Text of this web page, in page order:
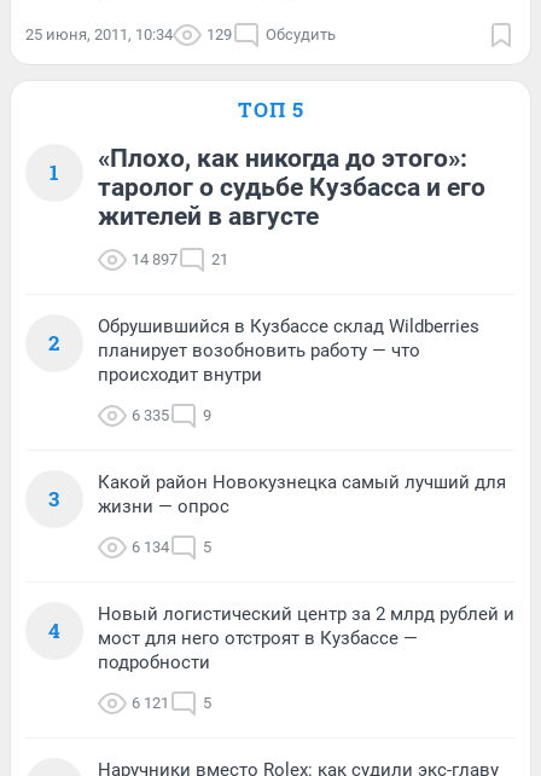
25 июня, 2011, 10:34 129 Обсудить
ТОП 5
1
«Плохо, как никогда до этого»:
таролог о судьбе Кузбасса и его
жителей в августе
14 897 21
2
Обрушившийся в Кузбассе склад Wildberries
планирует возобновить работу — что
происходит внутри
6 335 9
3
Какой район Новокузнецка самый лучший для
жизни — опрос
6 134 5
4
Новый логистический центр за 2 млрд рублей и
мост для него отстроят в Кузбассе —
подробности
6 121 5
Наручники вместо Rolex: как судили экс-главу